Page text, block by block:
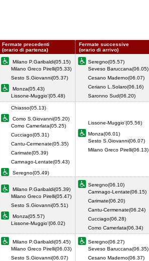
Fermate precedenti
(orario di partenza)
Fermate successive
(orario di arrivo)
Milano P.Garibaldi(05.15)
Milano Greco Pirelli(05.33)
Sesto S.Giovanni(05.37)
Monza(05.43)
Lissone-Muggio'(05.48)
Seregno(05.57)
Seveso Baruccana(06.05)
Cesano Maderno(06.07)
Ceriano L.Solaro(06.16)
Saronno Sud(06.20)
Chiasso(05.13)
Como S.Giovanni(05.20)
Como Camerlata(05.25)
Cucciago(05.31)
Cantu-Cermenate(05.35)
Carimate(05.39)
Camnago-Lentate(05.43)
Seregno(05.49)
Lissone-Muggio'(05.56)
Monza(06.01)
Sesto S.Giovanni(06.07)
Milano Greco Pirelli(06.13)
Milano P.Garibaldi(05.39)
Milano Greco Pirelli(05.47)
Sesto S.Giovanni(05.51)
Monza(05.57)
Lissone-Muggio'(06.02)
Seregno(06.10)
Camnago-Lentate(06.15)
Carimate(06.20)
Cantu-Cermenate(06.24)
Cucciago(06.28)
Como Camerlata(06.34)
Milano P.Garibaldi(05.45)
Milano Greco Pirelli(06.03)
Sesto S.Giovanni(06.07)
Seregno(06.27)
Seveso Baruccana(06.35)
Cesano Maderno(06.37)